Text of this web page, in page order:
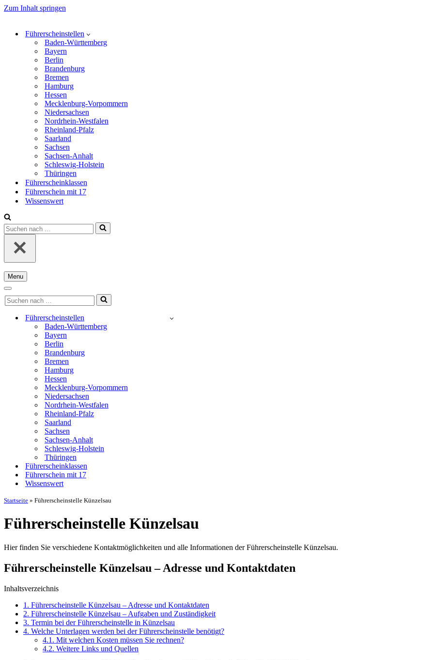
Zum Inhalt springen
Führerscheinstellen
Baden-Württemberg
Bayern
Berlin
Brandenburg
Bremen
Hamburg
Hessen
Mecklenburg-Vorpommern
Niedersachsen
Nordrhein-Westfalen
Rheinland-Pfalz
Saarland
Sachsen
Sachsen-Anhalt
Schleswig-Holstein
Thüringen
Führerscheinklassen
Führerschein mit 17
Wissenswert
Suchen
nach …
Menu
Navigationsmenü
Navigationsmenü
Suchen
nach …
Führerscheinstellen
Baden-Württemberg
Bayern
Berlin
Brandenburg
Bremen
Hamburg
Hessen
Mecklenburg-Vorpommern
Niedersachsen
Nordrhein-Westfalen
Rheinland-Pfalz
Saarland
Sachsen
Sachsen-Anhalt
Schleswig-Holstein
Thüringen
Führerscheinklassen
Führerschein mit 17
Wissenswert
Startseite » Führerscheinstelle Künzelsau
Führerscheinstelle Künzelsau
Hier finden Sie verschiedene Kontaktmöglichkeiten und alle Informationen der Führerscheinstelle Künzelsau.
Führerscheinstelle Künzelsau – Adresse und Kontaktdaten
Inhaltsverzeichnis
1. Führerscheinstelle Künzelsau – Adresse und Kontaktdaten
2. Führerscheinstelle Künzelsau – Aufgaben und Zuständigkeit
3. Termin bei der Führerscheinstelle in Künzelsau
4. Welche Unterlagen werden bei der Führerscheinstelle benötigt?
4.1. Mit welchen Kosten müssen Sie rechnen?
4.2. Weitere Links und Quellen